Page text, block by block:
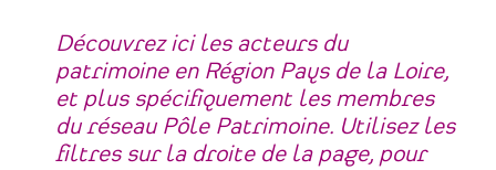
Découvrez ici les acteurs du
patrimoine en Région Pays de la Loire,
et plus spécifiquement les membres
du réseau Pôle Patrimoine. Utilisez les
filtres sur la droite de la page, pour